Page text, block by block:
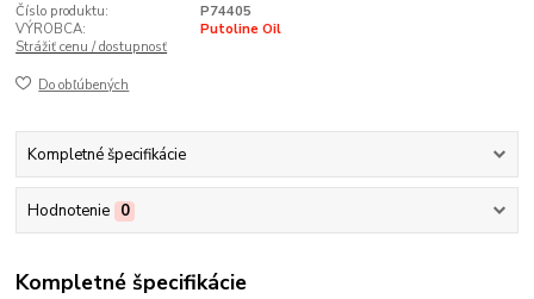
Číslo produktu:
P74405
VÝROBCA:
Putoline Oil
Strážiť cenu / dostupnosť
Do obľúbených
Kompletné špecifikácie
Hodnotenie 0
Kompletné špecifikácie